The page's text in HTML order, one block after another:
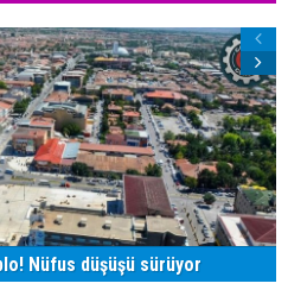
Nüfus düşüşü sürüyor